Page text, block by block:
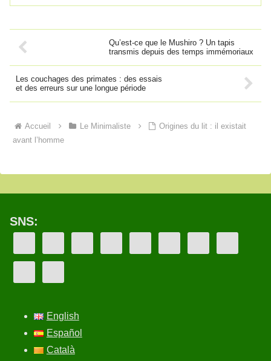
Qu’est-ce que le Mushiro ? Un tapis
transmis depuis des temps immémoriaux
Les couchages des primates : des essais
et des erreurs sur une longue période
Accueil Le Minimaliste
Origines du lit : il existait
avant l’homme
SNS:
English
Español
Català